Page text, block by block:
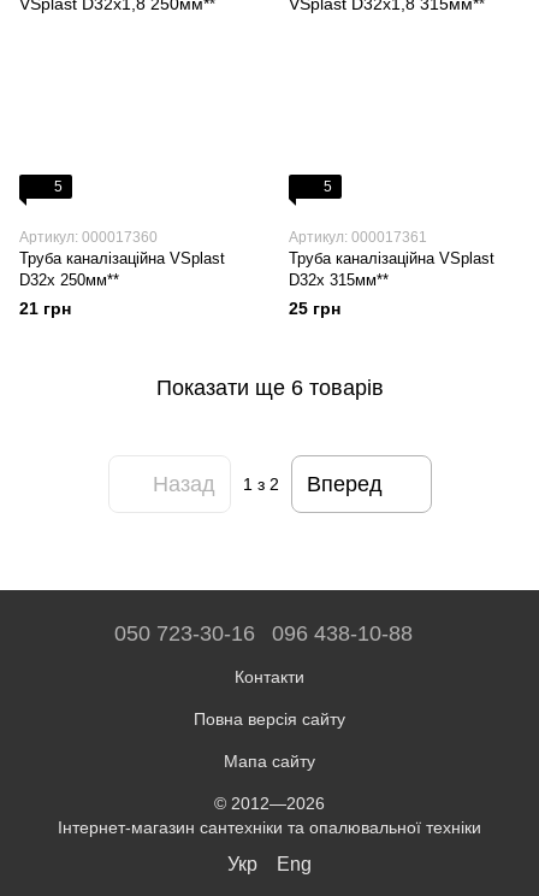
5
Артикул: 000017360
Труба каналізаційна VSplast
D32х 250мм**
21 грн
5
Артикул: 000017361
Труба каналізаційна VSplast
D32х 315мм**
25 грн
Показати ще 6 товарів
Назад 1 з 2 Вперед
050 723-30-16 096 438-10-88
Контакти
Повна версія сайту
Мапа сайту
© 2012—2026
Інтернет-магазин сантехніки та опалювальної техніки
Укр Eng